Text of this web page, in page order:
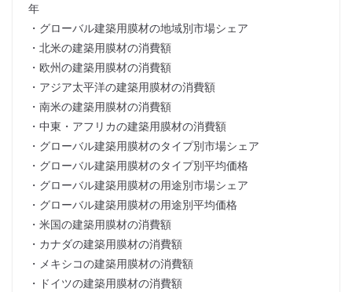
年
・グローバル建築用膜材の地域別市場シェア
・北米の建築用膜材の消費額
・欧州の建築用膜材の消費額
・アジア太平洋の建築用膜材の消費額
・南米の建築用膜材の消費額
・中東・アフリカの建築用膜材の消費額
・グローバル建築用膜材のタイプ別市場シェア
・グローバル建築用膜材のタイプ別平均価格
・グローバル建築用膜材の用途別市場シェア
・グローバル建築用膜材の用途別平均価格
・米国の建築用膜材の消費額
・カナダの建築用膜材の消費額
・メキシコの建築用膜材の消費額
・ドイツの建築用膜材の消費額